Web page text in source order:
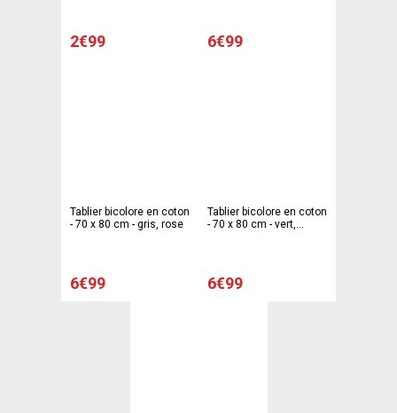
2€99 6€99
Tablier bicolore en coton
- 70 x 80 cm - gris, rose
6€99
Tablier bicolore en coton
- 70 x 80 cm - vert,
6€99